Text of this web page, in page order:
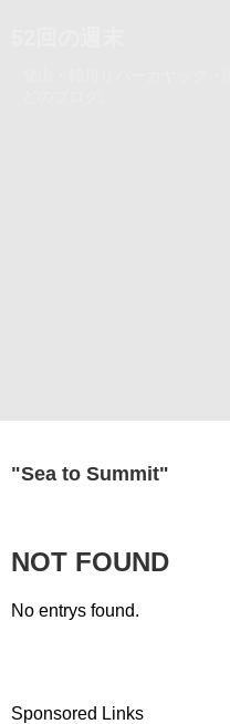
"Sea to Summit"
NOT FOUND
No entrys found.
Sponsored Links